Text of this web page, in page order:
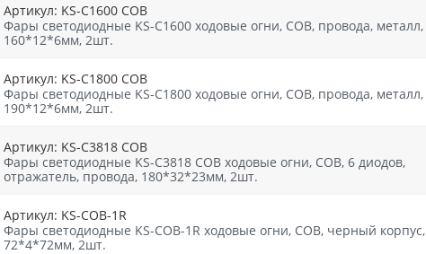
Артикул: KS-C1600 COB
Фары светодиодные KS-C1600 ходовые огни, COB, провода, металл,
160*12*6мм, 2шт.
Артикул: KS-C1800 COB
Фары светодиодные KS-C1800 ходовые огни, COB, провода, металл,
190*12*6мм, 2шт.
Артикул: KS-C3818 COB
Фары светодиодные KS-C3818 COB ходовые огни, COB, 6 диодов,
отражатель, провода, 180*32*23мм, 2шт.
Артикул: KS-COB-1R
Фары светодиодные KS-COB-1R ходовые огни, СOB, черный корпус,
72*4*72мм, 2шт.